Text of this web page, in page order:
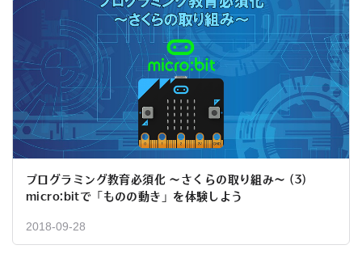
プログラミング教育必須化 ～さくらの取り組み～ (3)
micro:bitで「ものの動き」を体験しよう
2018-09-28